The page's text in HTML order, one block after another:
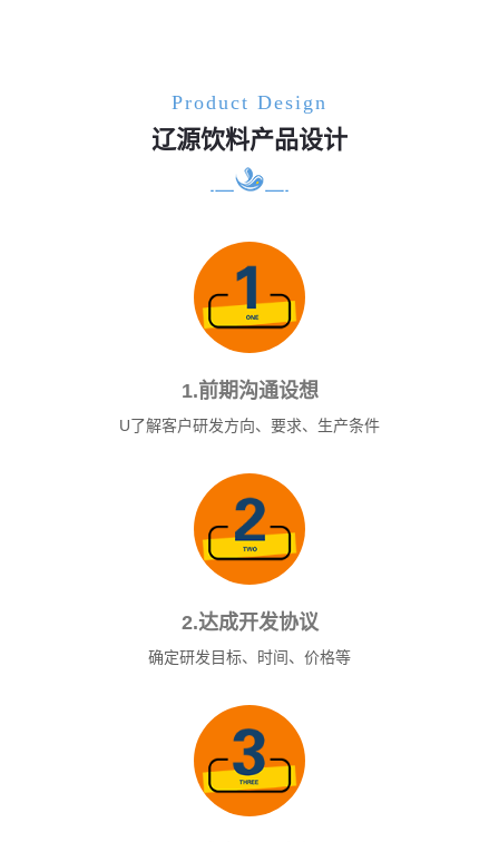
Product Design
辽源饮料产品设计
1.前期沟通设想
U了解客户研发方向、要求、生产条件
2.达成开发协议
确定研发目标、时间、价格等